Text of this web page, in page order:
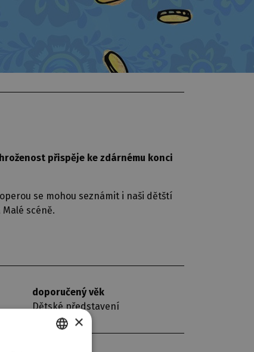
přispěje ke zdárnému konci
se mohou seznámit i naši dětští
scéně.
doporučený věk
Dětské představení
×